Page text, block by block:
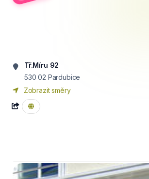
Tř.Míru 92
530 02 Pardubice
Zobrazit směry